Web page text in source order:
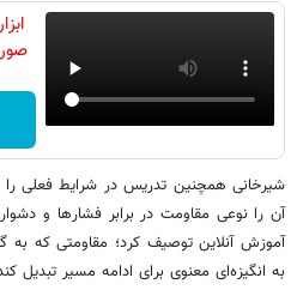
شیرخانی همچنین تدریس در شرایط فعلی
آن را نوعی مقاومت در برابر فشارها و
آموزش آنلاین توصیف کرد؛ مقاومتی که
به انگیزه‌ای معنوی برای ادامه مسیر تبدیل